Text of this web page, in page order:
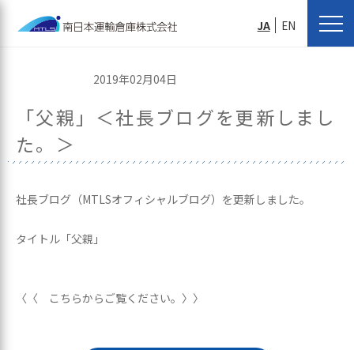
JA EN
2019年02月04日
「父親」＜社長ブログを更新しまし
た。＞
社長ブログ（MTLSオフィシャルブログ）を更新しました。
タイトル「父親」
〈〈 こちらからご覧ください。〉〉